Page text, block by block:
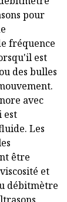
pour
fréquence
est
des bulles
avec
est
Les
être
et
débitmètre